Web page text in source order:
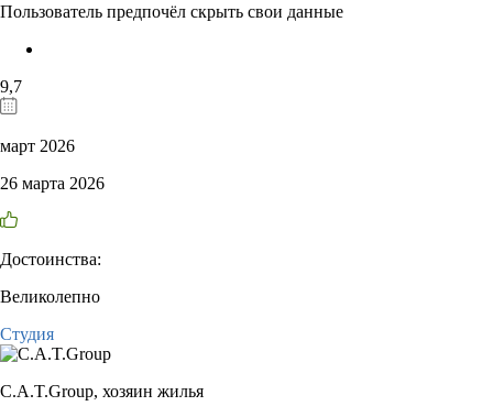
Пользователь предпочёл скрыть свои данные
9,7
март 2026
26 марта 2026
Достоинства:
Великолепно
Студия
C.A.T.Group, хозяин жилья